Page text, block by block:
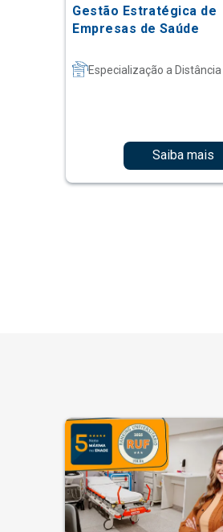
Gestão Estratégica de
Empresas de Saúde
Especialização a Distância
Saiba mais